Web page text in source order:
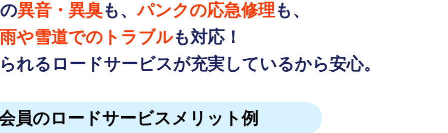
異音・異臭も、パンクの応急修理 も、
や雪道でのトラブルも対応！
れるロードサービスが充実しているから安心。
員のロードサービスメリット例